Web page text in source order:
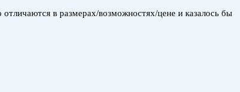
в размерах/возможностях/цене и казалось бы